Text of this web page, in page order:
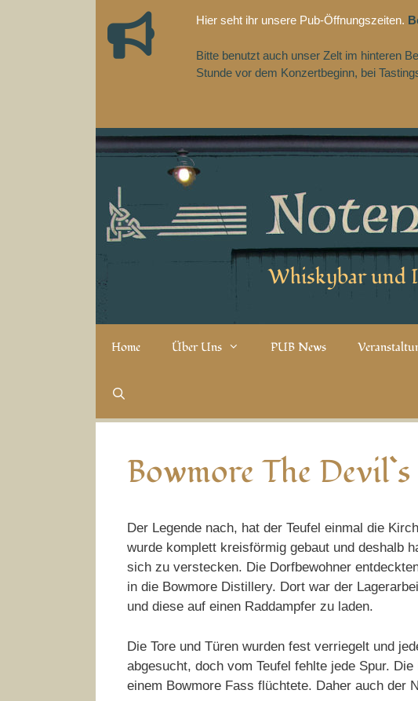
Hier seht ihr unsere Pub-Öffnungszeiten.
Bitte benutzt auch unser Zelt im hinteren
Stunde vor dem Konzertbeginn, bei
Whiskybar und
Home Über Uns PUB News
Bowmore The Devil`s
Der Legende nach, hat der Teufel einmal die
wurde komplett kreisförmig gebaut und deshalb
sich zu verstecken. Die Dorfbewohner
in die Bowmore Distillery. Dort war der
und diese auf einen Raddampfer zu laden.
Die Tore und Türen wurden fest verriegelt und
abgesucht, doch vom Teufel fehlte jede Spur.
einem Bowmore Fass flüchtete. Daher auch der